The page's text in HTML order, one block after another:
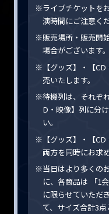
※ライブチケットを
演時間にご注意くだ
※販売場所・販売開
場合がございます。
※【グッズ】・【CD
売いたします。
※待機列は、それぞ
D・映像】列に分
い。
※【グッズ】・【CD
両方を同時にお求
※当日はより多くの
に、各商品は 「1
に限らせていただ
て、サイズ合計3点